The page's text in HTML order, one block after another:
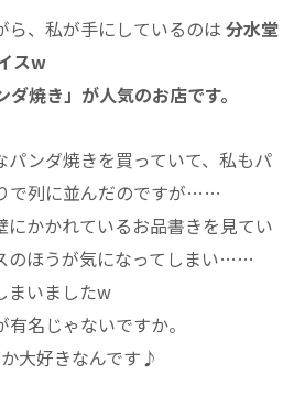
ら、私が手にしているのは 分水堂
スw
焼き」が人気のお店です。
パンダ焼きを買っていて、私もパ
で列に並んだのですが……
にかかれているお品書きを見てい
のほうが気になってしまい……
まいましたw
名じゃないですか。
大好きなんです♪